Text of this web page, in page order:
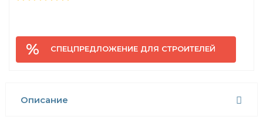
СПЕЦПРЕДЛОЖЕНИЕ ДЛЯ СТРОИТЕЛЕЙ
Описание